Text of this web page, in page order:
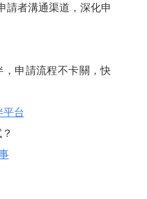
請者溝通渠道，深化申
申請流程不卡關，快
平台